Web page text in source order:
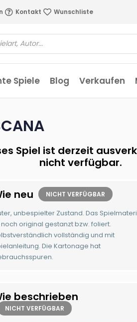
Kontakt Wunschliste
Spiele Blog Verkaufen
Spiel ist derzeit
nicht verfügbar.
neu NICHT VERFÜGBAR
unbespielter Zustand. Das
noch original gestanzt bzw. foliert.
vollständig und mit
Die Kartonage hat
beschrieben
NICHT VERFÜGBAR